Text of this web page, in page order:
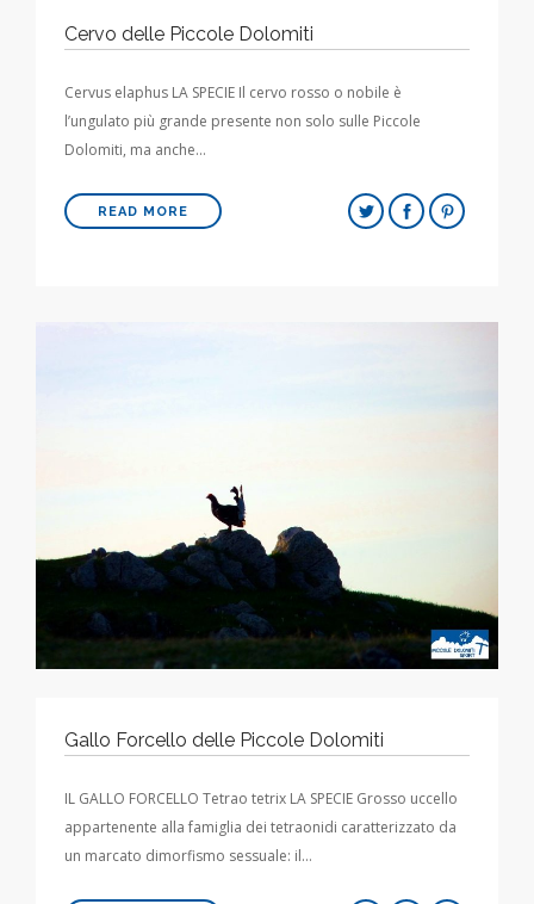
Cervo delle Piccole Dolomiti
Cervus elaphus LA SPECIE Il cervo rosso o nobile è
l’ungulato più grande presente non solo sulle Piccole
Dolomiti, ma anche…
READ MORE
Gallo Forcello delle Piccole Dolomiti
IL GALLO FORCELLO Tetrao tetrix LA SPECIE Grosso uccello
appartenente alla famiglia dei tetraonidi caratterizzato da
un marcato dimorfismo sessuale: il…